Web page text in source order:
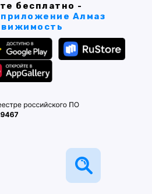
бесплатно -
Алмаз